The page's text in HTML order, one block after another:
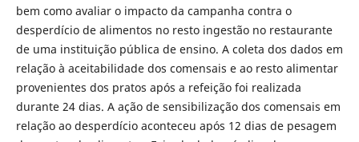
bem como avaliar o impacto da campanha contra o
desperdício de alimentos no resto ingestão no restaurante
de uma instituição pública de ensino. A coleta dos dados em
relação à aceitabilidade dos comensais e ao resto alimentar
provenientes dos pratos após a refeição foi realizada
durante 24 dias. A ação de sensibilização dos comensais em
relação ao desperdício aconteceu após 12 dias de pesagem